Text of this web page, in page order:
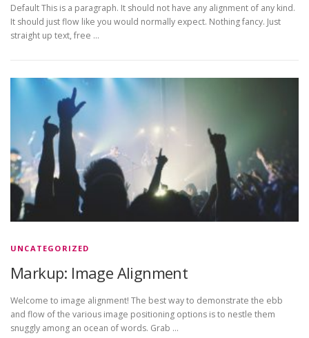
Default This is a paragraph. It should not have any alignment of any kind.
It should just flow like you would normally expect. Nothing fancy. Just
straight up text, free …
UNCATEGORIZED
Markup: Image Alignment
Welcome to image alignment! The best way to demonstrate the ebb
and flow of the various image positioning options is to nestle them
snuggly among an ocean of words. Grab …